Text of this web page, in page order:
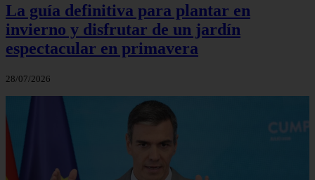
La guía definitiva para plantar en
invierno y disfrutar de un jardín
espectacular en primavera
28/07/2026